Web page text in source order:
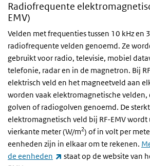
Radiofrequente
EMV)
Velden met frequenties tussen 10 kHz en
radiofrequente velden genoemd. Ze
gebruikt voor radio, televisie, mobiel
telefonie, radar en in de magnetron. Bij
elektrisch veld en het magneetveld aan
worden vaak elektromagnetische
golven of radiogolven genoemd. De
elektromagnetisch veld bij RF-EMV
vierkante meter (W/m2) of in volt per
eenheden zijn in elkaar om te rekenen.
de eenheden
(externe link)
staat op de website van